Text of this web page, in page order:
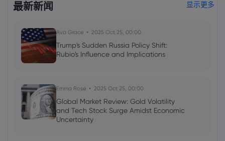
最新新闻 显示更多
Ava Grace 2025 Oct 25, 00:00
Trump's Sudden Russia Policy Shift:
Rubio's Influence and Implications
Emma Rose 2025 Oct 25, 00:00
Global Market Review: Gold Volatility
and Tech Stock Surge Amidst Economic
Uncertainty